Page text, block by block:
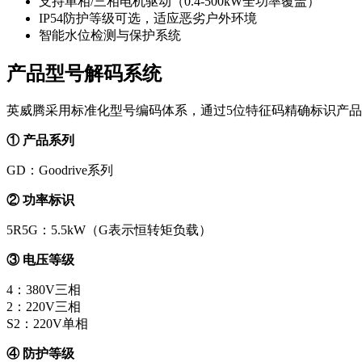
IP54防护等级可选，适应恶劣户外环境
智能水位检测与保护系统
产品型号解码系统
英威腾采用标准化型号编码体系，通过5位特征码精确标识产
① 产品系列
GD：Goodrive系列
② 功率标识
5R5G：5.5kW（G表示恒转矩负载）
③ 电压等级
4：380V三相
2：220V三相
S2：220V单相
④ 防护等级